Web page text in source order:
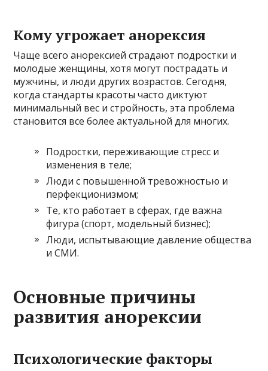
Кому угрожает анорексия
Чаще всего анорексией страдают подростки и
молодые женщины, хотя могут пострадать и
мужчины, и люди других возрастов. Сегодня,
когда стандарты красоты часто диктуют
минимальный вес и стройность, эта проблема
становится все более актуальной для многих.
Подростки, переживающие стресс и
изменения в теле;
Люди с повышенной тревожностью и
перфекционизмом;
Те, кто работает в сферах, где важна
фигура (спорт, модельный бизнес);
Люди, испытывающие давление общества
и СМИ.
Основные причины
развития анорексии
Психологические факторы